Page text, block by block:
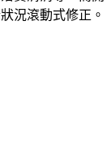
況滾動式修正。